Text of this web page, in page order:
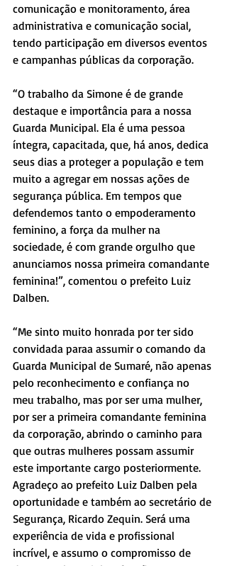
comunicação e monitoramento, área
administrativa e comunicação social,
tendo participação em diversos eventos
e campanhas públicas da corporação.
“O trabalho da Simone é de grande
destaque e importância para a nossa
Guarda Municipal. Ela é uma pessoa
íntegra, capacitada, que, há anos, dedica
seus dias a proteger a população e tem
muito a agregar em nossas ações de
segurança pública. Em tempos que
defendemos tanto o empoderamento
feminino, a força da mulher na
sociedade, é com grande orgulho que
anunciamos nossa primeira comandante
feminina!”, comentou o prefeito Luiz
Dalben.
“Me sinto muito honrada por ter sido
convidada paraa assumir o comando da
Guarda Municipal de Sumaré, não apenas
pelo reconhecimento e confiança no
meu trabalho, mas por ser uma mulher,
por ser a primeira comandante feminina
da corporação, abrindo o caminho para
que outras mulheres possam assumir
este importante cargo posteriormente.
Agradeço ao prefeito Luiz Dalben pela
oportunidade e também ao secretário de
Segurança, Ricardo Zequin. Será uma
experiência de vida e profissional
incrível, e assumo o compromisso de